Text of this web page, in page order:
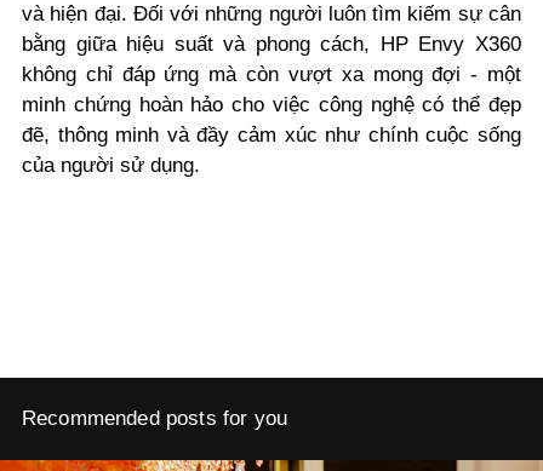
và hiện đại. Đối với những người luôn tìm kiếm sự cân
bằng giữa hiệu suất và phong cách, HP Envy X360
không chỉ đáp ứng mà còn vượt xa mong đợi - một
minh chứng hoàn hảo cho việc công nghệ có thể đẹp
đẽ, thông minh và đầy cảm xúc như chính cuộc sống
của người sử dụng.
Recommended posts for you